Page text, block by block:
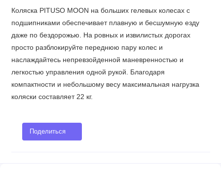
Коляска PITUSO MOON на больших гелевых колесах с
подшипниками обеспечивает плавную и бесшумную езду
даже по бездорожью. На ровных и извилистых дорогах
просто разблокируйте переднюю пару колес и
наслаждайтесь непревзойденной маневренностью и
легкостью управления одной рукой. Благодаря
компактности и небольшому весу максимальная нагрузка
коляски составляет 22 кг.
Поделиться